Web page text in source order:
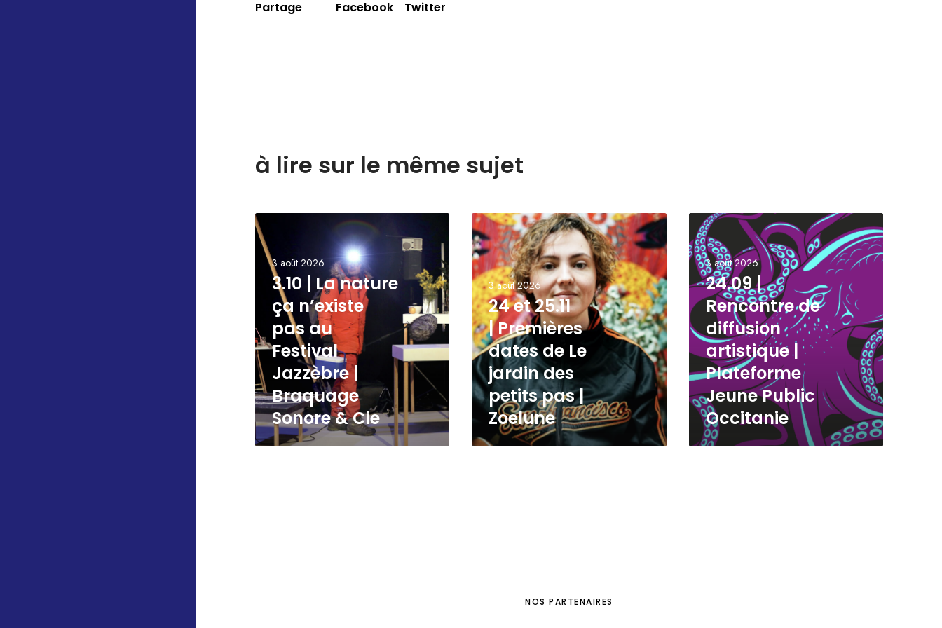
Partage Facebook Twitter
à lire sur le même sujet
3 août 2026
3.10 | La nature
ça n’existe
pas au
Festival
Jazzèbre |
Braquage
Sonore & Cie
3 août 2026
24 et 25.11
| Premières
dates de Le
jardin des
petits pas |
Zoelune
3 août 2026
24.09 |
Rencontre de
diffusion
artistique |
Plateforme
Jeune Public
Occitanie
NOS PARTENAIRES